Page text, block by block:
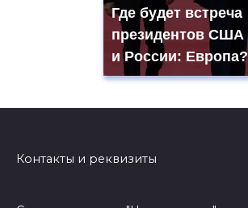
Где будет встреча
президентов США
и России: Европа?
Контакты и реквизиты